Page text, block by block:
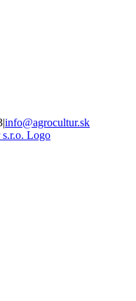
|info@agrocultur.sk